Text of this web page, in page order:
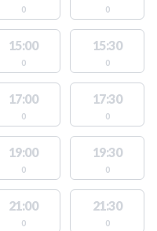
0 0
15:00
0
15:30
0
17:00
0
17:30
0
19:00
0
19:30
0
21:00
0
21:30
0